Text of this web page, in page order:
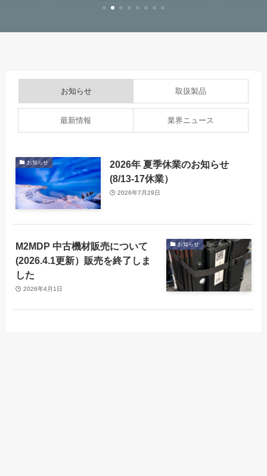
お知らせ 取扱製品
最新情報 業界ニュース
お知らせ
2026年 夏季休業のお知らせ
(8/13-17休業）
2026年7月29日
お知らせ
M2MDP 中古機材販売について
(2026.4.1更新）販売を終了しま
した
2026年4月1日